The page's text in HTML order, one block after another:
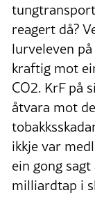
reagert då?
lurveleven
kraftig mot
CO2. KrF på
åtvara mot
ikkje var
ein gong
milliard­tap i